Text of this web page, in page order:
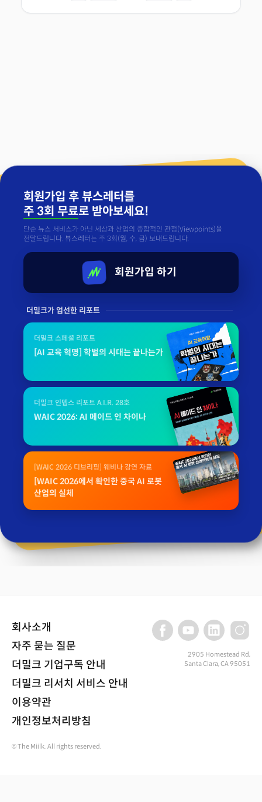
회원가입 후 뷰스레터를
주 3회 무료로 받아보세요!
단순 뉴스 서비스가 아닌 세상과 산업의 종합적인 관점(Viewpoints)을
전달드립니다. 뷰스레터는 주 3회(월, 수, 금) 보내드립니다.
회원가입 하기
더밀크가 엄선한 리포트
더밀크 스페셜 리포트
[AI 교육 혁명] 학벌의 시대는 끝나는가
더밀크 인뎁스 리포트 A.I.R. 28호
WAIC 2026: AI 메이드 인 차이나
[WAIC 2026 디브리핑] 웨비나 강연 자료
[WAIC 2026에서 확인한 중국 AI 로봇
산업의 실체
회사소개
자주 묻는 질문
더밀크 기업구독 안내
더밀크 리서치 서비스 안내
이용약관
개인정보처리방침
2905 Homestead Rd,
Santa Clara, CA 95051
© The Miilk. All rights reserved.